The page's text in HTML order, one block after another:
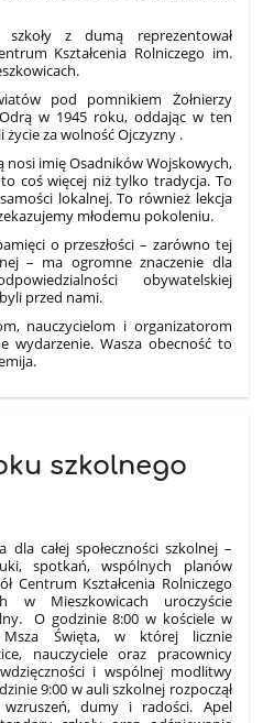
z dumą reprezentował
Kształcenia Rolniczego im.
pod pomnikiem Żołnierzy
w 1945 roku, oddając w ten
za wolność Ojczyzny .
nosi imię Osadników Wojskowych,
coś więcej niż tylko tradycja. To
lokalnej. To również lekcja
młodemu pokoleniu.
o przeszłości – zarówno tej
– ma ogromne znaczenie dla
obywatelskiej
przed nami.
nauczycielom i organizatorom
wydarzenie. Wasza obecność to
szkolnego
całej społeczności szkolnej –
spotkań, wspólnych planów
Centrum Kształcenia Rolniczego
w Mieszkowicach uroczyście
O godzinie 8:00 w kościele w
Msza Święta, w której licznie
nauczyciele oraz pracownicy
i wspólnej modlitwy
9:00 w auli szkolnej rozpoczął
dumy i radości. Apel